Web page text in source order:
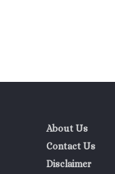
About Us
Contact Us
Disclaimer